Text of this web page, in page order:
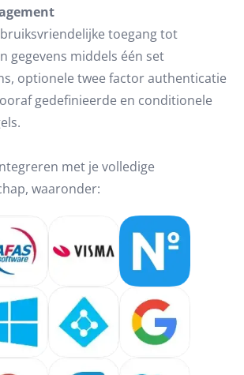
toegang tot
gegevens middels één set
optionele twee factor authenticatie
gedefinieerde en conditionele
met je volledige
waaronder: